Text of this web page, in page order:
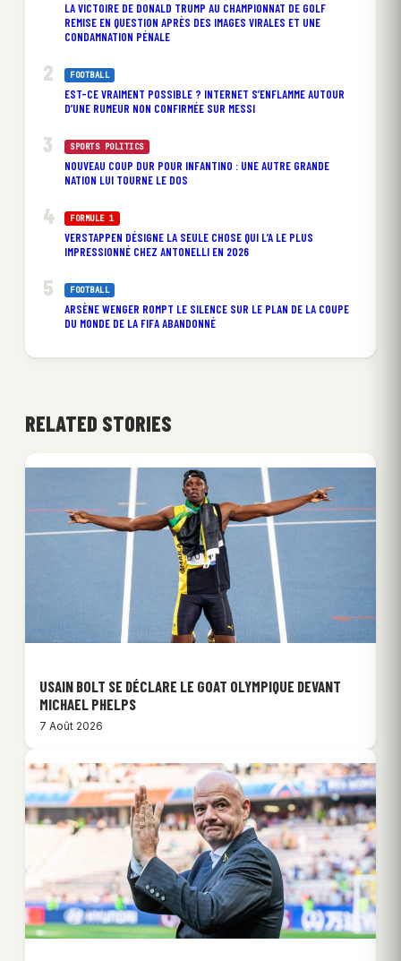
LA VICTOIRE DE DONALD TRUMP AU CHAMPIONNAT DE GOLF
REMISE EN QUESTION APRÈS DES IMAGES VIRALES ET UNE
CONDAMNATION PÉNALE
FOOTBALL
EST-CE VRAIMENT POSSIBLE ? INTERNET S’ENFLAMME AUTOUR
D’UNE RUMEUR NON CONFIRMÉE SUR MESSI
SPORTS POLITICS
NOUVEAU COUP DUR POUR INFANTINO : UNE AUTRE GRANDE
NATION LUI TOURNE LE DOS
FORMULE 1
VERSTAPPEN DÉSIGNE LA SEULE CHOSE QUI L’A LE PLUS
IMPRESSIONNÉ CHEZ ANTONELLI EN 2026
FOOTBALL
ARSÈNE WENGER ROMPT LE SILENCE SUR LE PLAN DE LA COUPE
DU MONDE DE LA FIFA ABANDONNÉ
RELATED STORIES
USAIN BOLT SE DÉCLARE LE GOAT OLYMPIQUE DEVANT
MICHAEL PHELPS
7 Août 2026